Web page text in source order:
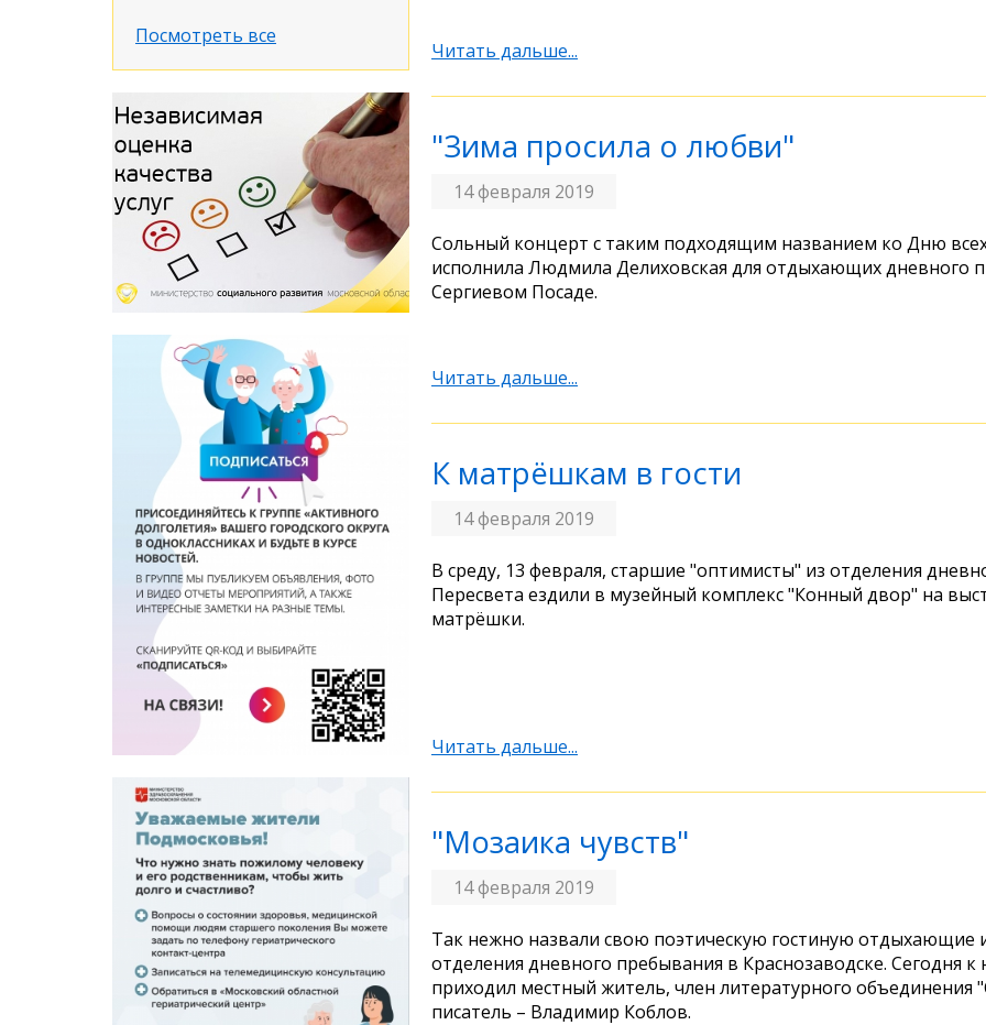
Читать дальше...
"Зима просила о любви"
14 февраля 2019
Сольный концерт с таким подходящим названием ко Дню
исполнила Людмила Делиховская для отдыхающих дневного
Сергиевом Посаде.
Читать дальше...
К матрёшкам в гости
14 февраля 2019
В среду, 13 февраля, старшие "оптимисты" из отделения
Пересвета ездили в музейный комплекс "Конный двор" на
матрёшки.
Читать дальше...
"Мозаика чувств"
14 февраля 2019
Так нежно назвали свою поэтическую гостиную отдыхающие
отделения дневного пребывания в Краснозаводске. Сегодня к
приходил местный житель, член литературного объединения
писатель – Владимир Коблов.
Посмотреть все